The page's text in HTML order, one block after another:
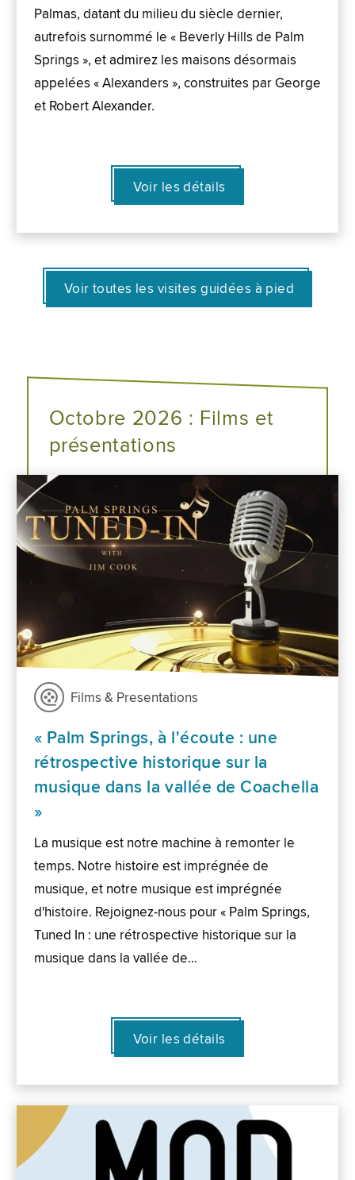
Palmas, datant du milieu du siècle dernier,
autrefois surnommé le « Beverly Hills de Palm
Springs », et admirez les maisons désormais
appelées « Alexanders », construites par George
et Robert Alexander.
Voir les détails
Voir toutes les visites guidées à pied
Octobre 2026 : Films et
présentations
Films & Presentations
« Palm Springs, à l'écoute : une
rétrospective historique sur la
musique dans la vallée de Coachella
»
La musique est notre machine à remonter le
temps. Notre histoire est imprégnée de
musique, et notre musique est imprégnée
d'histoire. Rejoignez-nous pour « Palm Springs,
Tuned In : une rétrospective historique sur la
musique dans la vallée de…
Voir les détails